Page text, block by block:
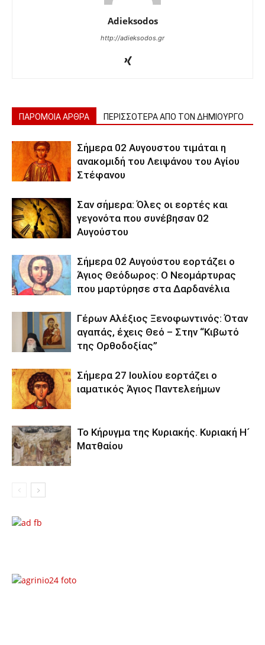
Adieksodos
http://adieksodos.gr
ΠΑΡΟΜΟΙΑ ΑΡΘΡΑ ΠΕΡΙΣΣΟΤΕΡΑ ΑΠΟ ΤΟΝ ΔΗΜΙΟΥΡΓΟ
Σήμερα 02 Αυγουστου τιμάται η
ανακομιδή του Λειψάνου του Αγίου
Στέφανου
Σαν σήμερα: Όλες οι εορτές και
γεγονότα που συνέβησαν 02
Αυγούστου
Σήμερα 02 Αυγούστου εορτάζει ο
Άγιος Θεόδωρος: Ο Νεομάρτυρας
που μαρτύρησε στα Δαρδανέλια
Γέρων Αλέξιος Ξενοφωντινός: Όταν
αγαπάς, έχεις Θεό – Στην “Κιβωτό
της Ορθοδοξίας”
Σήμερα 27 Ιουλίου εορτάζει ο
ιαματικός Άγιος Παντελεήμων
Το Κήρυγμα της Κυριακής. Κυριακή Η´
Ματθαίου